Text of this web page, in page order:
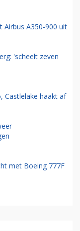
Airbus A350-900 uit
'scheelt zeven
Castlelake haakt af
met Boeing 777F